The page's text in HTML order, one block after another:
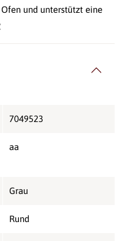
und unterstützt eine
7049523
aa
Grau
Rund